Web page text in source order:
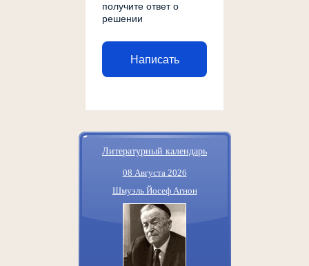
получите ответ о
решении
Написать
Литературный календарь
08 Августа 2026
Шмуэль Йосеф Агнон